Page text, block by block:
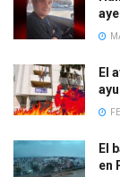
El
El
en